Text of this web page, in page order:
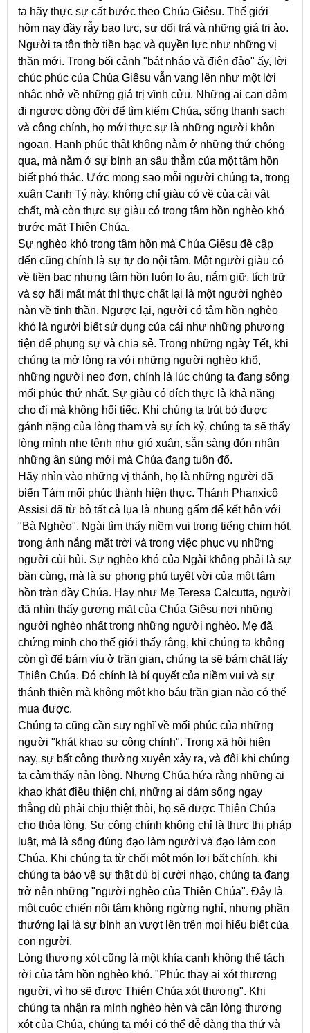
ta hãy thực sự cất bước theo Chúa Giêsu. Thế giới
hôm nay đầy rẫy bạo lực, sự dối trá và những giá trị ảo.
Người ta tôn thờ tiền bạc và quyền lực như những vị
thần mới. Trong bối cảnh "bát nháo và điên đảo" ấy, lời
chúc phúc của Chúa Giêsu vẫn vang lên như một lời
nhắc nhở về những giá trị vĩnh cửu. Những ai can đảm
đi ngược dòng đời để tìm kiếm Chúa, sống thanh sạch
và công chính, họ mới thực sự là những người khôn
ngoan. Hạnh phúc thật không nằm ở những thứ chóng
qua, mà nằm ở sự bình an sâu thẳm của một tâm hồn
biết phó thác. Ước mong sao mỗi người chúng ta, trong
xuân Canh Tý này, không chỉ giàu có về của cải vật
chất, mà còn thực sự giàu có trong tâm hồn nghèo khó
trước mặt Thiên Chúa.
Sự nghèo khó trong tâm hồn mà Chúa Giêsu đề cập
đến cũng chính là sự tự do nội tâm. Một người giàu có
về tiền bạc nhưng tâm hồn luôn lo âu, nắm giữ, tích trữ
và sợ hãi mất mát thì thực chất lại là một người nghèo
nàn về tinh thần. Ngược lại, người có tâm hồn nghèo
khó là người biết sử dụng của cải như những phương
tiện để phụng sự và chia sẻ. Trong những ngày Tết, khi
chúng ta mở lòng ra với những người nghèo khổ,
những người neo đơn, chính là lúc chúng ta đang sống
mối phúc thứ nhất. Sự giàu có đích thực là khả năng
cho đi mà không hối tiếc. Khi chúng ta trút bỏ được
gánh nặng của lòng tham và sự ích kỷ, chúng ta sẽ thấy
lòng mình nhẹ tênh như gió xuân, sẵn sàng đón nhận
những ân sủng mới mà Chúa đang tuôn đổ.
Hãy nhìn vào những vị thánh, họ là những người đã
biến Tám mối phúc thành hiện thực. Thánh Phanxicô
Assisi đã từ bỏ tất cả lụa là nhung gấm để kết hôn với
"Bà Nghèo". Ngài tìm thấy niềm vui trong tiếng chim hót,
trong ánh nắng mặt trời và trong việc phục vụ những
người cùi hủi. Sự nghèo khó của Ngài không phải là sự
bần cùng, mà là sự phong phú tuyệt vời của một tâm
hồn tràn đầy Chúa. Hay như Mẹ Teresa Calcutta, người
đã nhìn thấy gương mặt của Chúa Giêsu nơi những
người nghèo nhất trong những người nghèo. Mẹ đã
chứng minh cho thế giới thấy rằng, khi chúng ta không
còn gì để bám víu ở trần gian, chúng ta sẽ bám chặt lấy
Thiên Chúa. Đó chính là bí quyết của niềm vui và sự
thánh thiện mà không một kho báu trần gian nào có thể
mua được.
Chúng ta cũng cần suy nghĩ về mối phúc của những
người "khát khao sự công chính". Trong xã hội hiện
nay, sự bất công thường xuyên xảy ra, và đôi khi chúng
ta cảm thấy nản lòng. Nhưng Chúa hứa rằng những ai
khao khát điều thiện chí, những ai dám sống ngay
thẳng dù phải chịu thiệt thòi, họ sẽ được Thiên Chúa
cho thỏa lòng. Sự công chính không chỉ là thực thi pháp
luật, mà là sống đúng đạo làm người và đạo làm con
Chúa. Khi chúng ta từ chối một món lợi bất chính, khi
chúng ta bảo vệ sự thật dù bị cười nhạo, chúng ta đang
trở nên những "người nghèo của Thiên Chúa". Đây là
một cuộc chiến nội tâm không ngừng nghỉ, nhưng phần
thưởng lại là sự bình an vượt lên trên mọi hiểu biết của
con người.
Lòng thương xót cũng là một khía cạnh không thể tách
rời của tâm hồn nghèo khó. "Phúc thay ai xót thương
người, vì họ sẽ được Thiên Chúa xót thương". Khi
chúng ta nhận ra mình nghèo hèn và cần lòng thương
xót của Chúa, chúng ta mới có thể dễ dàng tha thứ và